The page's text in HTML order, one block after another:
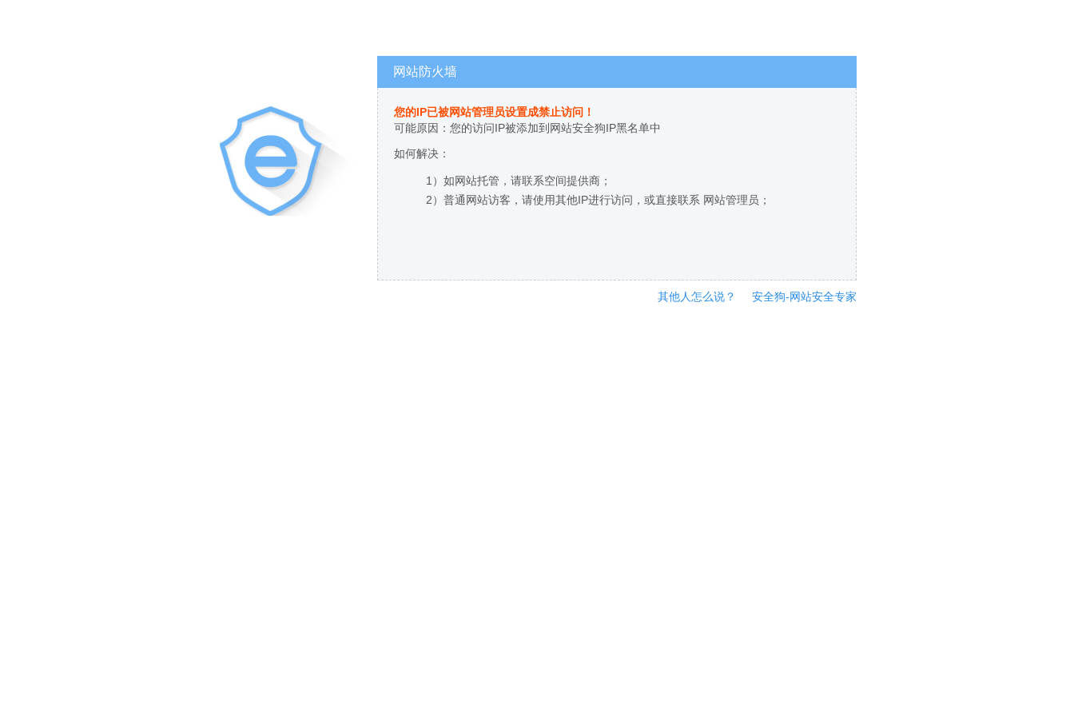
网站防火墙
您的IP已被网站管理员设置成禁止访问！
可能原因：您的访问IP被添加到网站安全狗IP黑名单中
如何解决：
1）如网站托管，请联系空间提供商；
2）普通网站访客，请使用其他IP进行访问，或直接联系 网站管理员；
其他人怎么说？ 安全狗-网站安全专家